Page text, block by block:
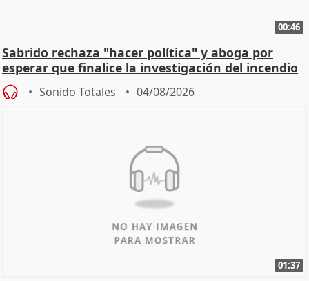
00:46
Sabrido rechaza "hacer política" y aboga por
esperar que finalice la investigación del incendio
Sonido Totales 04/08/2026
01:37